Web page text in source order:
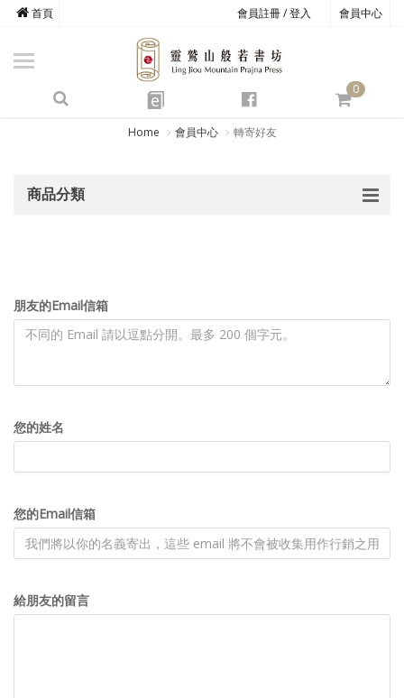
會員註冊 / 登入 會員中心
首頁
e
0
商品總覽
心道書庫
靈鷲叢書
心靈影音
Home 會員中心 轉寄好友
商品分類
朋友的Email信箱
您的姓名
您的Email信箱
給朋友的留言